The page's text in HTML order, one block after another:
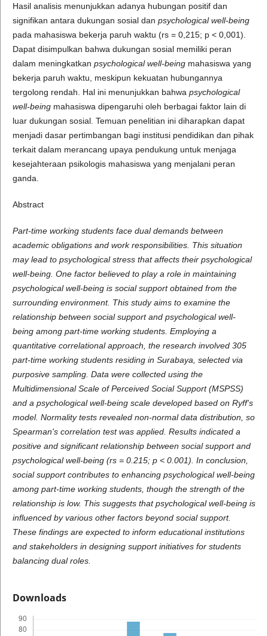
Hasil analisis menunjukkan adanya hubungan positif dan
signifikan antara dukungan sosial dan psychological well-being
pada mahasiswa bekerja paruh waktu (rs = 0,215; p < 0,001).
Dapat disimpulkan bahwa dukungan sosial memiliki peran
dalam meningkatkan psychological well-beingmahasiswa yang
bekerja paruh waktu, meskipun kekuatan hubungannya
tergolong rendah. Hal ini menunjukkan bahwa psychological
well-beingmahasiswa dipengaruhi oleh berbagai faktor lain di
luar dukungan sosial. Temuan penelitian ini diharapkan dapat
menjadi dasar pertimbangan bagi institusi pendidikan dan pihak
terkait dalam merancang upaya pendukung untuk menjaga
kesejahteraan psikologis mahasiswa yang menjalani peran
ganda.
Abstract
Part-time working students face dual demands between
academic obligations and work responsibilities. This situation
may lead to psychological stress that affects their psychological
well-being. One factor believed to play a role in maintaining
psychological well-being is social support obtained from the
surrounding environment. This study aims to examine the
relationship between social support and psychological well-
being among part-time working students. Employing a
quantitative correlational approach, the research involved 305
part-time working students residing in Surabaya, selected via
purposive sampling. Data were collected using the
Multidimensional Scale of Perceived Social Support (MSPSS)
and a psychological well-being scale developed based on Ryff's
model. Normality tests revealed non-normal data distribution, so
Spearman's correlation test was applied. Results indicated a
positive and significant relationship between social support and
psychological well-being (rs = 0.215; p < 0.001). In conclusion,
social support contributes to enhancing psychological well-being
among part-time working students, though the strength of the
relationship is low. This suggests that psychological well-being is
influenced by various other factors beyond social support.
These findings are expected to inform educational institutions
and stakeholders in designing support initiatives for students
balancing dual roles.
Downloads